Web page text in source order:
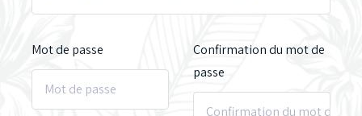
Mot de passe
Confirmation du mot de
passe